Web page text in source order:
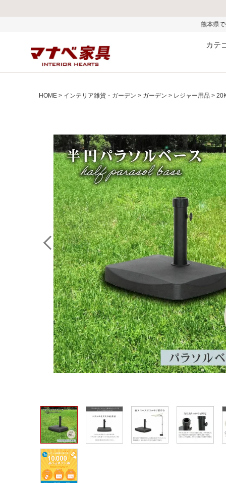
熊本県で発生した地震およびお
カテ
HOME インテリア雑貨・ガーデン ガーデン レジャー用品